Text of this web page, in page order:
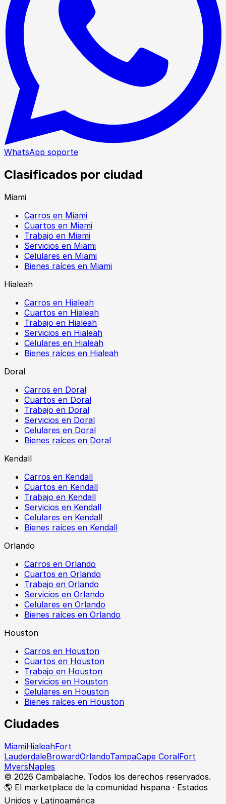
WhatsApp soporte
Clasificados por ciudad
Miami
Carros en Miami
Cuartos en Miami
Trabajo en Miami
Servicios en Miami
Celulares en Miami
Bienes raíces en Miami
Hialeah
Carros en Hialeah
Cuartos en Hialeah
Trabajo en Hialeah
Servicios en Hialeah
Celulares en Hialeah
Bienes raíces en Hialeah
Doral
Carros en Doral
Cuartos en Doral
Trabajo en Doral
Servicios en Doral
Celulares en Doral
Bienes raíces en Doral
Kendall
Carros en Kendall
Cuartos en Kendall
Trabajo en Kendall
Servicios en Kendall
Celulares en Kendall
Bienes raíces en Kendall
Orlando
Carros en Orlando
Cuartos en Orlando
Trabajo en Orlando
Servicios en Orlando
Celulares en Orlando
Bienes raíces en Orlando
Houston
Carros en Houston
Cuartos en Houston
Trabajo en Houston
Servicios en Houston
Celulares en Houston
Bienes raíces en Houston
Ciudades
MiamiHialeahFort
LauderdaleBrowardOrlandoTampaCape CoralFort
MyersNaples
© 2026 Cambalache. Todos los derechos reservados.
🌎 El marketplace de la comunidad hispana · Estados
Unidos y Latinoamérica